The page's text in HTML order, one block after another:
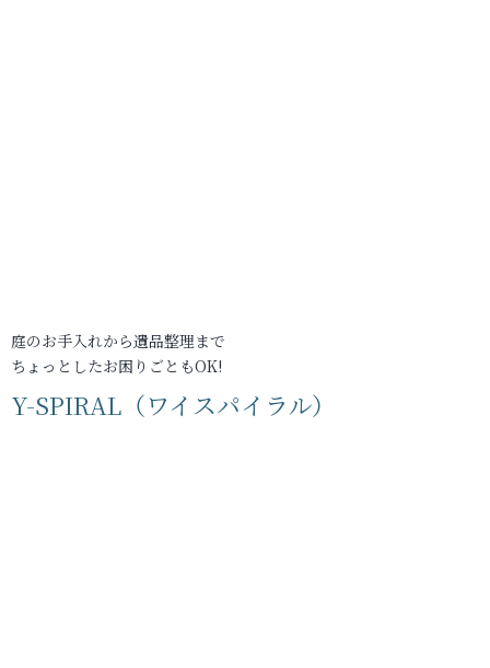
庭のお手入れから遺品整理まで
ちょっとしたお困りごともOK!
Y-SPIRAL（ワイスパイラル）